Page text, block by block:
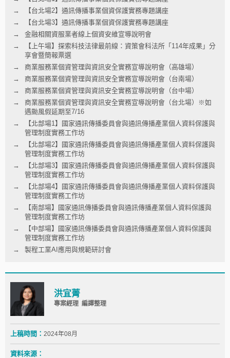
【台北場2】通訊傳播事業個資保護實務專題講座
【台北場3】通訊傳播事業個資保護實務專題講座
金融相關資服業者線上個資安維宣導說明會
【上午場】探索科技法律最前線：資策會科法所「114年成果」分
享會暨簡報票選
商業服務業個資管理與資訊安全實務宣導說明會（高雄場）
商業服務業個資管理與資訊安全實務宣導說明會（台南場）
商業服務業個資管理與資訊安全實務宣導說明會（台中場）
商業服務業個資管理與資訊安全實務宣導說明會（台北場）※如
遇颱風假延期至7/16
【北部場1】國家通訊傳播委員會與通訊傳播產業個人資料保護與
管理制度實務工作坊
【北部場2】國家通訊傳播委員會與通訊傳播產業個人資料保護與
管理制度實務工作坊
【北部場3】國家通訊傳播委員會與通訊傳播產業個人資料保護與
管理制度實務工作坊
【北部場4】國家通訊傳播委員會與通訊傳播產業個人資料保護與
管理制度實務工作坊
【南部場】國家通訊傳播委員會與通訊傳播產業個人資料保護與
管理制度實務工作坊
【中部場】國家通訊傳播委員會與通訊傳播產業個人資料保護與
管理制度實務工作坊
製程工業AI應用與規範研討會
洪宜菁
專案經理 編譯整理
上稿時間： 2024年08月
資料來源：